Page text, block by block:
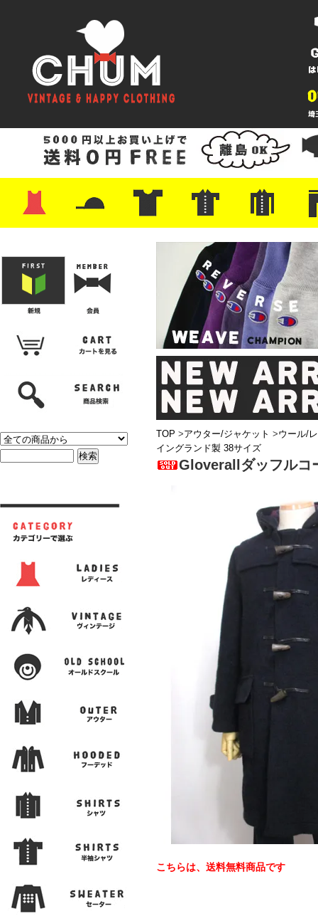
・レザーシューズ/スニーカー
・プリントTシャツ
・バンド/ツアー
・キャラクター
・Nike/adidas/スポーツ
・チャンピオン
・サーフ/スケート
・ボーダー/総柄/無地
・フットボール/リンガー
・タンクトップ/NBA・ポロシャツ
・半袖シャツ
・アロハ/サーフ/ボーリング
・ラルフ/ブランド
・無地/チェック/ストラ
・ワーク/ミリタリー/ウ
・ネル/ウール ・ショ
・アウ
・ジー
・
・ミリ
・コー
・コッ
・オー
・ジャ
ン
TOP >アウター/ジャケット >ウール/
イングランド製 38サイズ
Gloverallダッフルコ
こちらは、送料無料商品です